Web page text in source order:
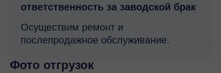
ответственность за заводской брак
Осуществим ремонт и
послепродажное обслуживание.
Фото отгрузок